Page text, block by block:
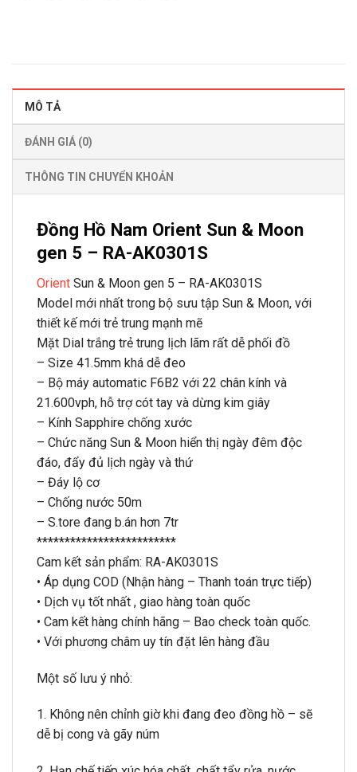
MÔ TẢ
ĐÁNH GIÁ (0)
THÔNG TIN CHUYỂN KHOẢN
Đồng Hồ Nam Orient Sun & Moon
gen 5 – RA-AK0301S
Orient Sun & Moon gen 5 – RA-AK0301S
Model mới nhất trong bộ sưu tập Sun & Moon, với
thiết kế mới trẻ trung mạnh mẽ
Mặt Dial trắng trẻ trung lịch lãm rất dễ phối đồ
– Size 41.5mm khá dễ đeo
– Bộ máy automatic F6B2 với 22 chân kính và
21.600vph, hỗ trợ cót tay và dừng kim giây
– Kính Sapphire chống xước
– Chức năng Sun & Moon hiển thị ngày đêm độc
đáo, đẩy đủ lịch ngày và thứ
– Đáy lộ cơ
– Chống nước 50m
– S.tore đang b.án hơn 7tr
*************************
Cam kết sản phẩm: RA-AK0301S
• Áp dụng COD (Nhận hàng – Thanh toán trực tiếp)
• Dịch vụ tốt nhất , giao hàng toàn quốc
• Cam kết hàng chính hãng – Bao check toàn quốc.
• Với phương châm uy tín đặt lên hàng đầu
Một số lưu ý nhỏ:
1. Không nên chỉnh giờ khi đang đeo đồng hồ – sẽ
dễ bị cong và gãy núm